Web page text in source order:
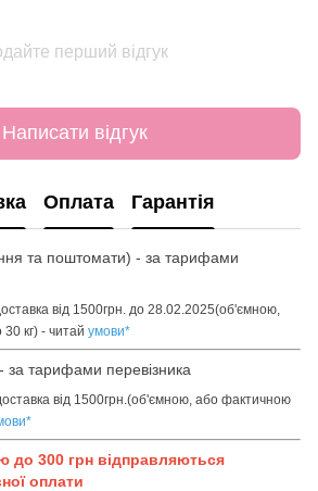
перший відгук
Написати відгук
Оплата Гарантія
та поштомати) - за тарифами
від 1500грн. до 28.02.2025(об'ємною,
кг) - читай умови*
за тарифами перевізника
від 1500грн.(об'ємною, або фактичною
*
до 300 грн відправляються
оплати